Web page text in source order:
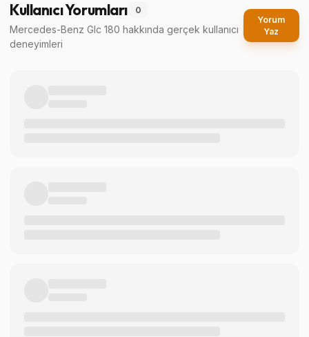
Kullanıcı Yorumları 0
Mercedes-Benz Glc 180 hakkında gerçek kullanıcı
deneyimleri
Yorum
Yaz